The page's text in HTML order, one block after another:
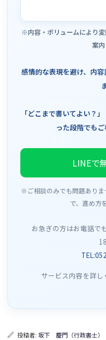
※内容・ボリュームにより
案内
感情的な表現を避け、内
「どこまで書いてよい？
った段階でもご
LINEで
※ご相談のみでも問題あり
で、進め方
お急ぎの方はお電話で
サービス内容を詳
投稿者: 坂下 慶門（行政書士）